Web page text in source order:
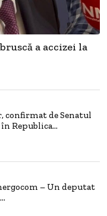
a accizei la
confirmat de Senatul
Republica...
– Un deputat